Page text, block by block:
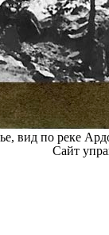
вид по реке
Сайт